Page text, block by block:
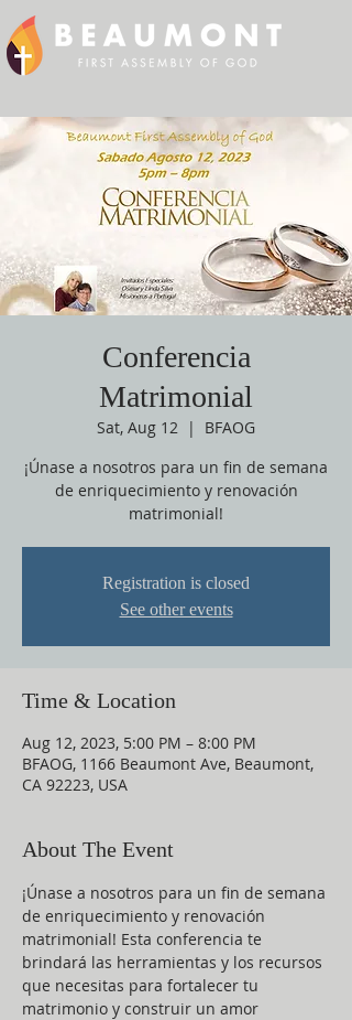
Conferencia
Matrimonial
Sat, Aug 12
  |
BFAOG
¡Únase a nosotros para un fin de semana
de enriquecimiento y renovación
matrimonial!
Registration is closed
See other events
Time & Location
Aug 12, 2023, 5:00 PM – 8:00 PM
BFAOG, 1166 Beaumont Ave, Beaumont,
CA 92223, USA
About The Event
¡Únase a nosotros para un fin de semana
de enriquecimiento y renovación
matrimonial! Esta conferencia te
brindará las herramientas y los recursos
que necesitas para fortalecer tu
matrimonio y construir un amor